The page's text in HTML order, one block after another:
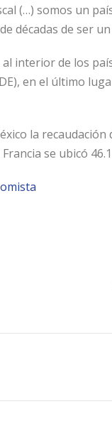
(…) somos un
décadas de ser
al interior de los
en el último
la
se ubicó